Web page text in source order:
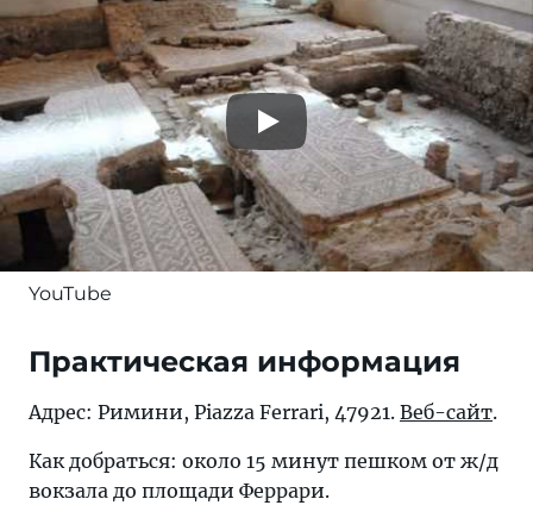
YouTube
Практическая информация
Адрес: Римини, Piazza Ferrari, 47921. Веб-сайт.
Как добраться: около 15 минут пешком от ж/д
вокзала до площади Феррари.